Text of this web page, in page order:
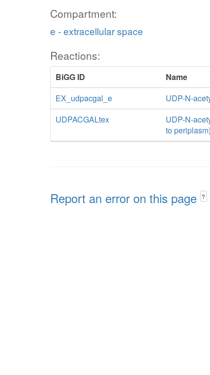
Compartment:
e - extracellular space
Reactions:
BiGG ID
Name
EX_udpacgal_e
UDP-N-
UDPACGALtex
UDP-N-
to periplasm)
Report an error on this page ?